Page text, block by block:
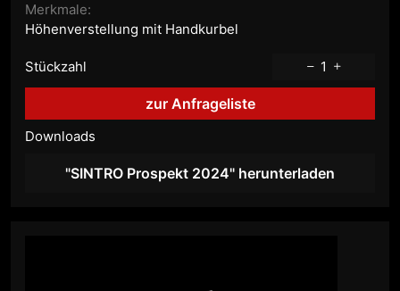
Merkmale:
Höhenverstellung mit Handkurbel
Stückzahl 1
zur Anfrageliste
Downloads
"SINTRO Prospekt 2024" herunterladen